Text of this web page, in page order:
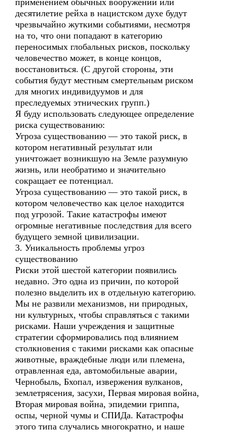
применением обычных вооружений или
десятилетие рейха в нацистском духе будут
чрезвычайно жуткими событиями, несмотря
на то, что они попадают в категорию
переносимых глобальных рисков, поскольку
человечество может, в конце концов,
восстановиться. (С другой стороны, эти
события будут местным смертельным риском
для многих индивидуумов и для
преследуемых этнических групп.)
Я буду использовать следующее определение
риска существованию:
Угроза существованию — это такой риск, в
котором негативный результат или
уничтожает возникшую на Земле разумную
жизнь, или необратимо и значительно
сокращает ее потенциал.
Угроза существованию — это такой риск, в
котором человечество как целое находится
под угрозой. Такие катастрофы имеют
огромные негативные последствия для всего
будущего земной цивилизации.
3. Уникальность проблемы угроз
существованию
Риски этой шестой категории появились
недавно. Это одна из причин, по которой
полезно выделить их в отдельную категорию.
Мы не развили механизмов, ни природных,
ни культурных, чтобы справляться с такими
рисками. Наши учреждения и защитные
стратегии сформировались под влиянием
столкновения с такими рисками как опасные
животные, враждебные люди или племена,
отравленная еда, автомобильные аварии,
Чернобыль, Бхопал, извержения вулканов,
землетрясения, засухи, Первая мировая война,
Вторая мировая война, эпидемии гриппа,
оспы, черной чумы и СПИДа. Катастрофы
этого типа случались многократно, и наше